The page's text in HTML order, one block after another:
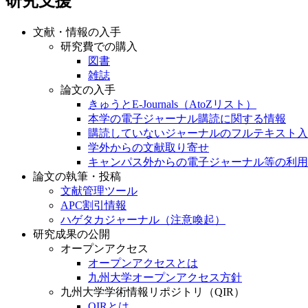
文献・情報の入手
研究費での購入
図書
雑誌
論文の入手
きゅうとE-Journals（AtoZリスト）
本学の電子ジャーナル購読に関する情報
購読していないジャーナルのフルテキスト
学外からの文献取り寄せ
キャンパス外からの電子ジャーナル等の利用
論文の執筆・投稿
文献管理ツール
APC割引情報
ハゲタカジャーナル（注意喚起）
研究成果の公開
オープンアクセス
オープンアクセスとは
九州大学オープンアクセス方針
九州大学学術情報リポジトリ（QIR）